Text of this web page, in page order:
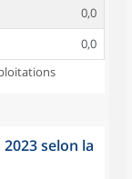
0,0
0,0
selon la